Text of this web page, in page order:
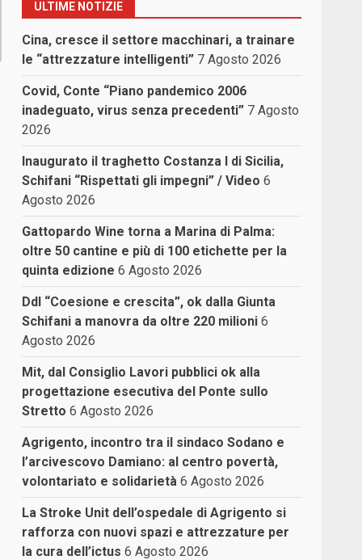
ULTIME NOTIZIE
Cina, cresce il settore macchinari, a trainare
le “attrezzature intelligenti” 7 Agosto 2026
Covid, Conte “Piano pandemico 2006
inadeguato, virus senza precedenti” 7 Agosto
2026
Inaugurato il traghetto Costanza I di Sicilia,
Schifani “Rispettati gli impegni” / Video 6
Agosto 2026
Gattopardo Wine torna a Marina di Palma:
oltre 50 cantine e più di 100 etichette per la
quinta edizione 6 Agosto 2026
Ddl “Coesione e crescita”, ok dalla Giunta
Schifani a manovra da oltre 220 milioni 6
Agosto 2026
Mit, dal Consiglio Lavori pubblici ok alla
progettazione esecutiva del Ponte sullo
Stretto 6 Agosto 2026
Agrigento, incontro tra il sindaco Sodano e
l’arcivescovo Damiano: al centro povertà,
volontariato e solidarietà 6 Agosto 2026
La Stroke Unit dell’ospedale di Agrigento si
rafforza con nuovi spazi e attrezzature per
la cura dell’ictus 6 Agosto 2026